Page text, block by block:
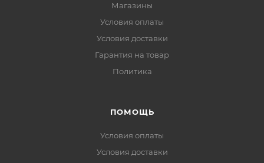
Магазины
Условия оплаты
Условия доставки
Гарантия на товар
Политика
ПОМОЩЬ
Условия оплаты
Условия доставки